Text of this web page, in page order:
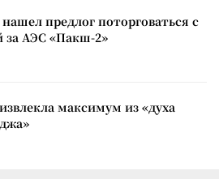
предлог поторговаться с
за АЭС «Пакш-2»
максимум из «духа